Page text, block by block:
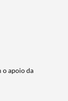
o apoio da